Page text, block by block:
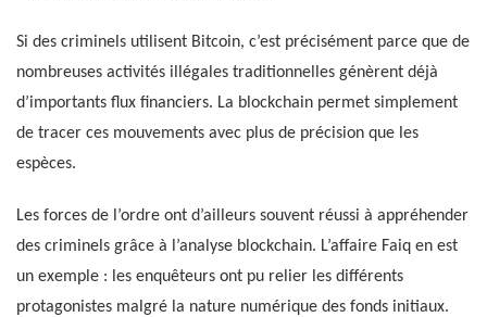
Si des criminels utilisent Bitcoin, c’est précisément parce que de
nombreuses activités illégales traditionnelles génèrent déjà
d’importants flux financiers. La blockchain permet simplement
de tracer ces mouvements avec plus de précision que les
espèces.
Les forces de l’ordre ont d’ailleurs souvent réussi à appréhender
des criminels grâce à l’analyse blockchain. L’affaire Faiq en est
un exemple : les enquêteurs ont pu relier les différents
protagonistes malgré la nature numérique des fonds initiaux.